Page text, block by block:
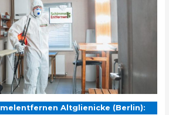
Altglienicke (Berlin):